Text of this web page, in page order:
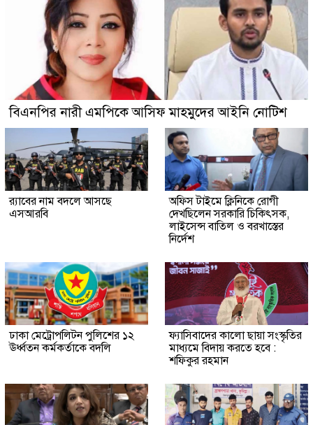
বিএনপির নারী এমপিকে আসিফ মাহমুদের আইনি নোটিশ
র‍্যাবের নাম বদলে আসছে
এসআরবি
অফিস টাইমে ক্লিনিকে রোগী
দেখছিলেন সরকারি চিকিৎসক,
লাইসেন্স বাতিল ও বরখাস্তের
নির্দেশ
ঢাকা মেট্রোপলিটন পুলিশের ১২
ঊর্ধ্বতন কর্মকর্তাকে বদলি
ফ্যাসিবাদের কালো ছায়া সংস্কৃতির
মাধ্যমে বিদায় করতে হবে :
শফিকুর রহমান